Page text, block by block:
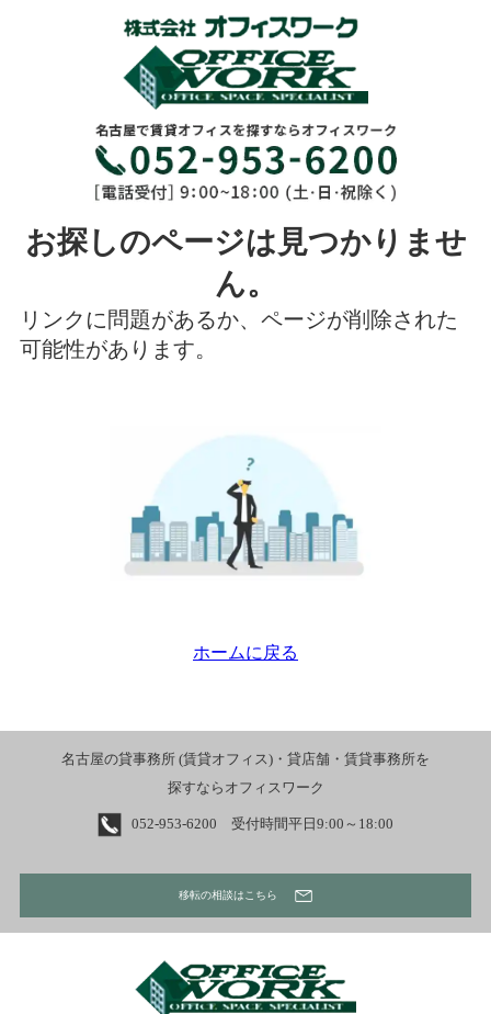
お探しのページは見つかりませ
ん。
リンクに問題があるか、ページが削除された
可能性があります。
ホームに戻る
名古屋の貸事務所 (賃貸オフィス)・貸店舗・賃貸事務所を
探すならオフィスワーク
052-953-6200 受付時間平日9:00～18:00
移転の相談はこちら